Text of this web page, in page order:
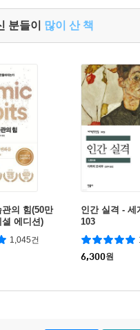
분들이 많이 산 책
의 힘(50만
에디션)
1,045건
인간 실격 - 세
103
6,300원